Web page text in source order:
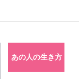
あの人の生き方